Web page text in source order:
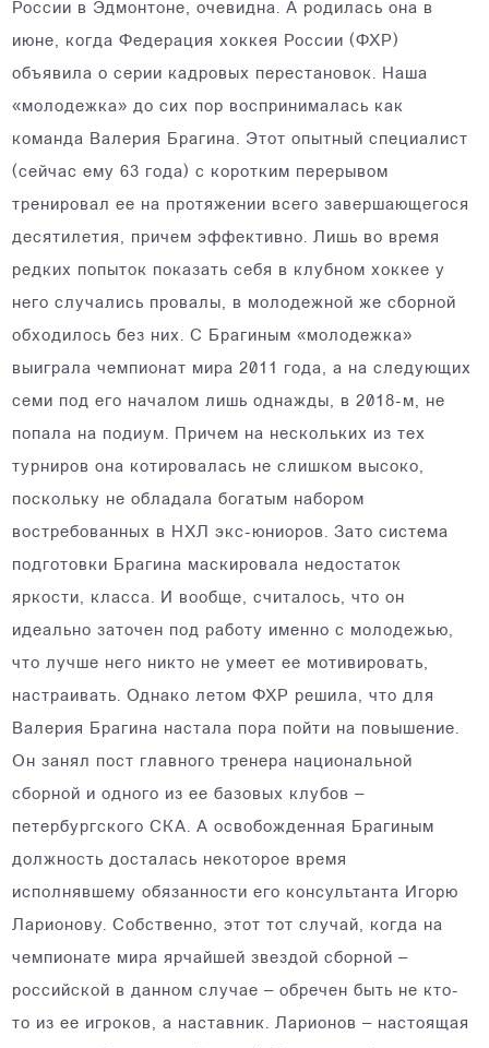
России в Эдмонтоне, очевидна. А родилась она в
июне, когда Федерация хоккея России (ФХР)
объявила о серии кадровых перестановок. Наша
«молодежка» до сих пор воспринималась как
команда Валерия Брагина. Этот опытный специалист
(сейчас ему 63 года) с коротким перерывом
тренировал ее на протяжении всего завершающегося
десятилетия, причем эффективно. Лишь во время
редких попыток показать себя в клубном хоккее у
него случались провалы, в молодежной же сборной
обходилось без них. С Брагиным «молодежка»
выиграла чемпионат мира 2011 года, а на следующих
семи под его началом лишь однажды, в 2018-м, не
попала на подиум. Причем на нескольких из тех
турниров она котировалась не слишком высоко,
поскольку не обладала богатым набором
востребованных в НХЛ экс-юниоров. Зато система
подготовки Брагина маскировала недостаток
яркости, класса. И вообще, считалось, что он
идеально заточен под работу именно с молодежью,
что лучше него никто не умеет ее мотивировать,
настраивать. Однако летом ФХР решила, что для
Валерия Брагина настала пора пойти на повышение.
Он занял пост главного тренера национальной
сборной и одного из ее базовых клубов –
петербургского СКА. А освобожденная Брагиным
должность досталась некоторое время
исполнявшему обязанности его консультанта Игорю
Ларионову. Собственно, этот тот случай, когда на
чемпионате мира ярчайшей звездой сборной –
российской в данном случае – обречен быть не кто-
то из ее игроков, а наставник. Ларионов – настоящая